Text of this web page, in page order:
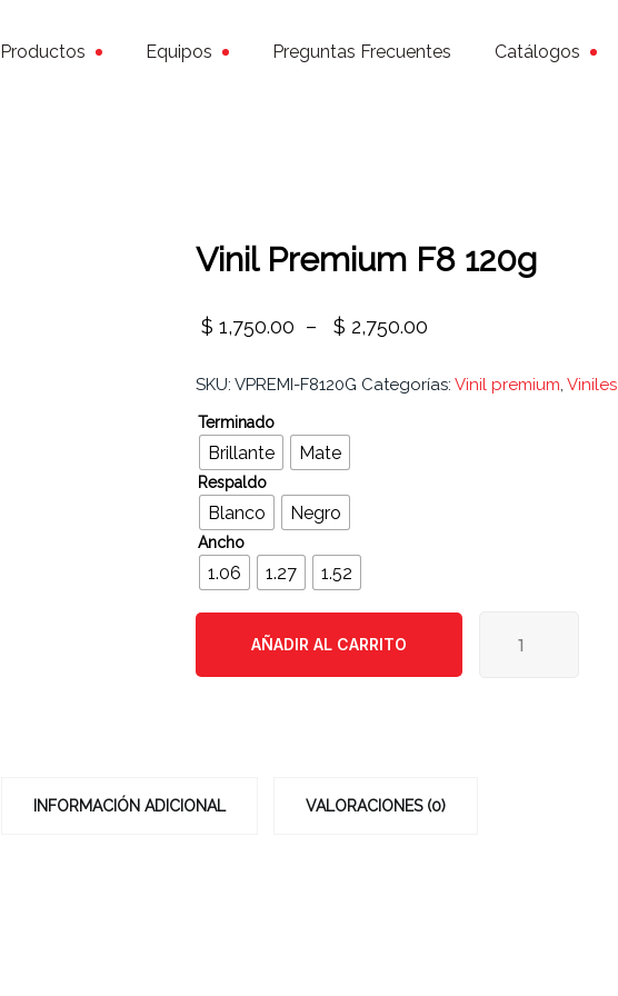
Productos Equipos Preguntas Frecuentes Catálogos
Vinil Premium F8 120g
$ 1,750.00 – $ 2,750.00
SKU: VPREMI-F8120G Categorías: Vinil premium, Viniles
Terminado
Brillante Mate
Respaldo
Blanco Negro
Ancho
1.06 1.27 1.52
AÑADIR AL CARRITO
Premium
INFORMACIÓN ADICIONAL VALORACIONES (0)